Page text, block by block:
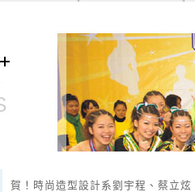
賀！時尚造型設計系劉宇程、蔡立